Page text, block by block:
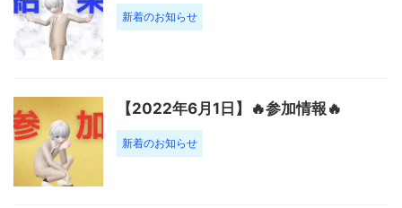
新着のお知らせ
【2022年6月1日】🔥参加情報🔥
新着のお知らせ